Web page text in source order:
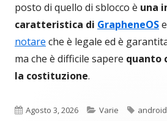
posto di quello di sblocco è una
caratteristica di GrapheneOSe
notare che è legale ed è
ma che è difficile sapere quanto
la costituzione.
Pubblicato
Agosto 3, 2026 Categorie
Varie Tag
android